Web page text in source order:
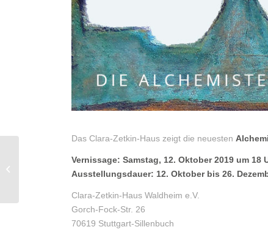
Das Clara-Zetkin-Haus zeigt die neuesten
Vernissage: Samstag, 12. Oktober 2019 um 18
Ausstellungsdauer: 12. Oktober bis 26.
Clara-Zetkin-Haus Waldheim e.V.
Gorch-Fock-Str. 26
70619 Stuttgart-Sillenbuch
Lange Nacht der
Museen 2019 in